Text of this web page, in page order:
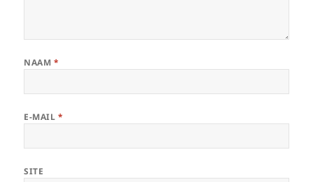
NAAM *
E-MAIL *
SITE